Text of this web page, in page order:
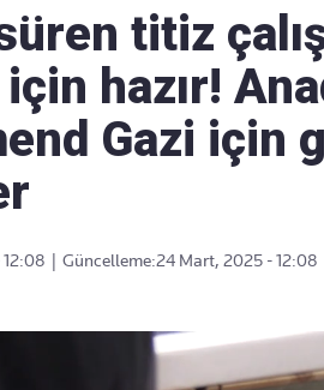
titiz
hazır!
Gazi için
Güncelleme:24 Mart, 2025 - 12:08